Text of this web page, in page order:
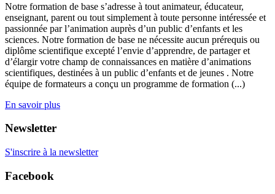
Notre formation de base s’adresse à tout animateur, éducateur,
enseignant, parent ou tout simplement à toute personne intéressée et
passionnée par l’animation auprès d’un public d’enfants et les
sciences. Notre formation de base ne nécessite aucun prérequis ou
diplôme scientifique excepté l’envie d’apprendre, de partager et
d’élargir votre champ de connaissances en matière d’animations
scientifiques, destinées à un public d’enfants et de jeunes . Notre
équipe de formateurs a conçu un programme de formation (...)
En savoir plus
Newsletter
S'inscrire à la newsletter
Facebook